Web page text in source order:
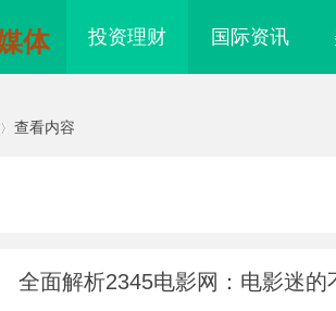
体 投资理财 国际资讯
查看内容
全面解析2345电影网：电影迷